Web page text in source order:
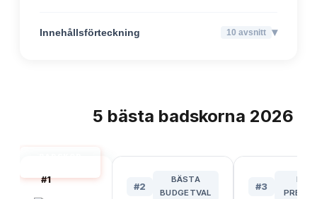
Innehållsförteckning 10 avsnitt ▾
5 bästa badskorna 2026
#1
#2
BÄSTA
BUDGETVAL
#3